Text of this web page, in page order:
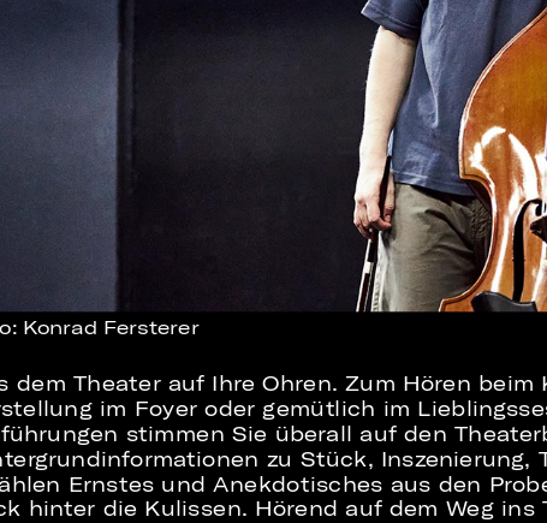
Konrad Fersterer
dem Theater auf Ihre Ohren. Zum Hören
im Foyer oder gemütlich im
stimmen Sie überall auf den
zu Stück, Inszenierung,
Ernstes und Anekdotisches aus den
hinter die Kulissen. Hörend auf dem Weg ins